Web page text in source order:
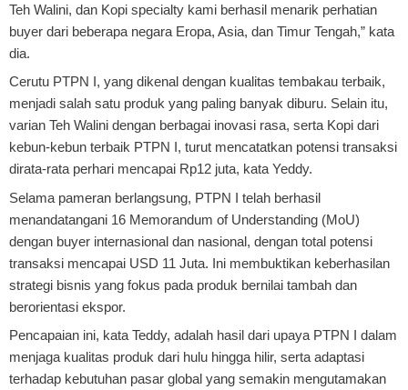
Teh Walini, dan Kopi specialty kami berhasil menarik perhatian
buyer dari beberapa negara Eropa, Asia, dan Timur Tengah,” kata
dia.
Cerutu PTPN I, yang dikenal dengan kualitas tembakau terbaik,
menjadi salah satu produk yang paling banyak diburu. Selain itu,
varian Teh Walini dengan berbagai inovasi rasa, serta Kopi dari
kebun-kebun terbaik PTPN I, turut mencatatkan potensi transaksi
dirata-rata perhari mencapai Rp12 juta, kata Yeddy.
Selama pameran berlangsung, PTPN I telah berhasil
menandatangani 16 Memorandum of Understanding (MoU)
dengan buyer internasional dan nasional, dengan total potensi
transaksi mencapai USD 11 Juta. Ini membuktikan keberhasilan
strategi bisnis yang fokus pada produk bernilai tambah dan
berorientasi ekspor.
Pencapaian ini, kata Teddy, adalah hasil dari upaya PTPN I dalam
menjaga kualitas produk dari hulu hingga hilir, serta adaptasi
terhadap kebutuhan pasar global yang semakin mengutamakan